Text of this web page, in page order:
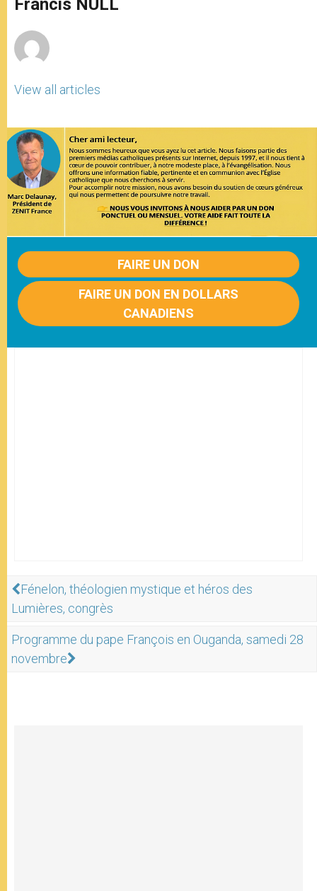
p e k
Francis NULL
View all articles
FAIRE UN DON
FAIRE UN DON EN DOLLARS
CANADIENS
Fénelon, théologien mystique et héros des
Lumières, congrès
Programme du pape François en Ouganda, samedi 28
novembre